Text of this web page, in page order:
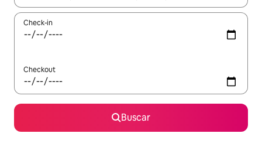
Check-in
Checkout
Buscar